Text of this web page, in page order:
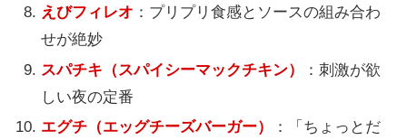
えびフィレオ ：プリプリ食感とソースの組み合わ
せが絶妙
スパチキ（スパイシーマックチキン）
：刺激が欲
しい夜の定番
エグチ（エッグチーズバーガー）
：「ちょっとだ